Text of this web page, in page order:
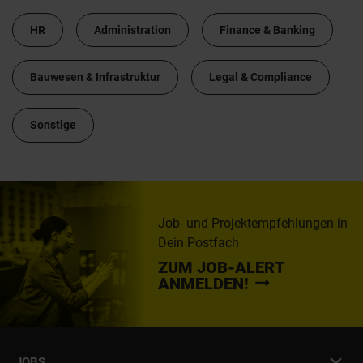
HR Administration Finance & Banking
Bauwesen & Infrastruktur Legal & Compliance
Sonstige
Job- und Projektempfehlungen in
Dein Postfach
ZUM JOB-ALERT
ANMELDEN!